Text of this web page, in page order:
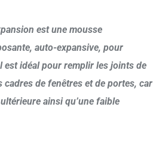
est une mousse
auto-expansive, pour
idéal pour remplir les joints de
de fenêtres et de portes, car
ainsi qu’une faible